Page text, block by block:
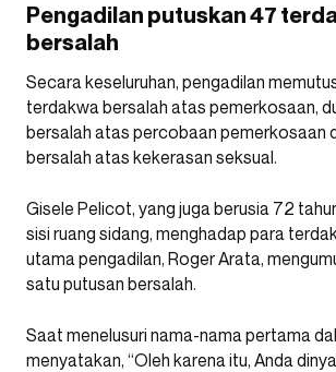
Pengadilan putuskan 47
bersalah
Secara keseluruhan, pengadilan
terdakwa bersalah atas pemerkosaan,
bersalah atas percobaan pemerkosaan
bersalah atas kekerasan seksual.
Gisele Pelicot, yang juga berusia 72
sisi ruang sidang, menghadap para
utama pengadilan, Roger Arata,
satu putusan bersalah.
Saat menelusuri nama-nama pertama
menyatakan, “Oleh karena itu, Anda